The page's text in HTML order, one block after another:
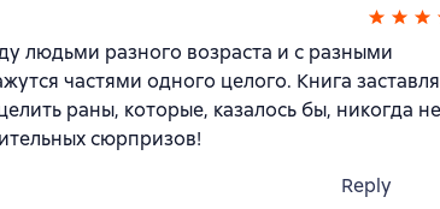
людьми разного возраста и с разными
частями одного целого. Книга
раны, которые, казалось бы, никогда не
сюрпризов!
Reply